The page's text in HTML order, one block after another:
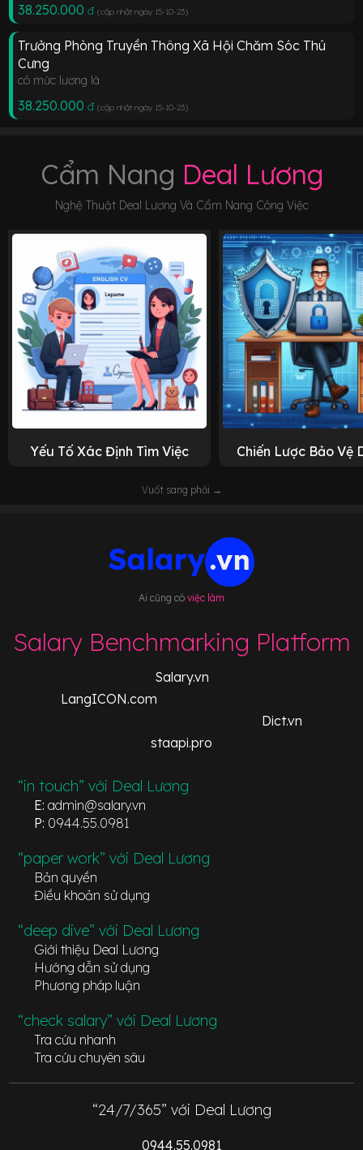
38.250.000 đ (cập nhật ngày 15-10-23)
Trưởng Phòng Truyền Thông Xã Hội Chăm Sóc Thú
Cưng
có mức lương là
38.250.000 đ (cập nhật ngày 15-10-23)
Cẩm Nang Deal Lương
Nghệ Thuật Deal Lương Và Cẩm Nang Công Việc
Yếu Tố Xác Định Tìm Việc Chiến Lược Bảo Vệ
Vuốt sang phải →
Ai cũng có việc làm
Salary Benchmarking Platform
Salary.vn
LangICON.com
Dict.vn
staapi.pro
“in touch” với Deal Lương
E: admin@salary.vn
P: 0944.55.0981
“paper work” với Deal Lương
Bản quyền
Điều khoản sử dụng
“deep dive” với Deal Lương
Giới thiệu Deal Lương
Hướng dẫn sử dụng
Phương pháp luận
“check salary” với Deal Lương
Tra cứu nhanh
Tra cứu chuyên sâu
“24/7/365” với Deal Lương
0944.55.0981